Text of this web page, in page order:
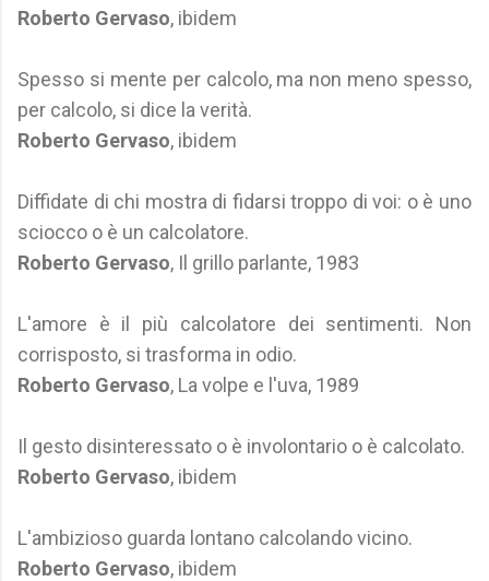
Roberto Gervaso, ibidem
Spesso si mente per calcolo, ma non meno spesso,
per calcolo, si dice la verità.
Roberto Gervaso, ibidem
Diffidate di chi mostra di fidarsi troppo di voi: o è uno
sciocco o è un calcolatore.
Roberto Gervaso, Il grillo parlante, 1983
L'amore è il più calcolatore dei sentimenti. Non
corrisposto, si trasforma in odio.
Roberto Gervaso, La volpe e l'uva, 1989
Il gesto disinteressato o è involontario o è calcolato.
Roberto Gervaso, ibidem
L'ambizioso guarda lontano calcolando vicino.
Roberto Gervaso, ibidem